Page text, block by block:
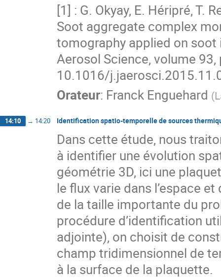
[1] : G. Okyay, E. Héripré, T.
Soot aggregate complex
tomography applied on
Aerosol Science, volume
10.1016/
Orateur: Franck Enguehard (
14:10 → 14:20 Identification spatio-temporelle de sources
Dans cette étude, nous
à identifier une évolution
géométrie 3D, ici une
le flux varie dans l’espace
de la taille importante du
procédure d’identification
adjointe), on choisit de
champ tridimensionnel de
à la surface de la plaquette.